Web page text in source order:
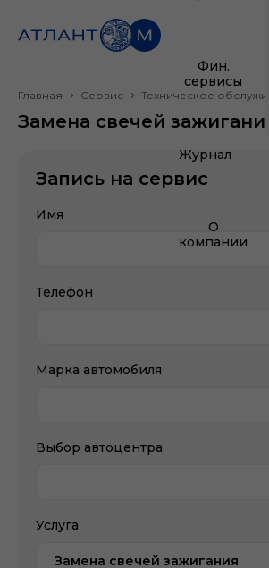
Фин.
сервисы
Журнал
О
компании
Главная Сервис Техническое
Замена свечей зажигания
Запись на сервис
Имя
Телефон
Марка автомобиля
Выбор автоцентра
Услуга
Замена свечей зажигания